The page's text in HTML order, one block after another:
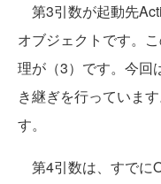
第3引数が起動先
オブジェクトです。
理が（3）です。今回
き継ぎを行っていま
す。
第4引数は、すでに